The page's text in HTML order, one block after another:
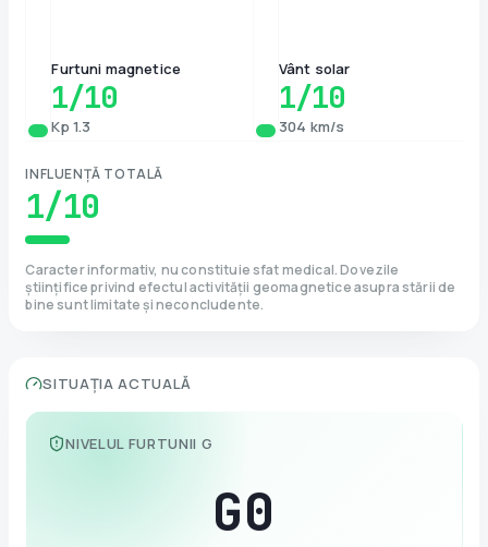
Furtuni magnetice
1/10
Kp 1.3
Vânt solar
1/10
304 km/s
INFLUENȚĂ TOTALĂ
1/10
Caracter informativ, nu constituie sfat medical. Dovezile
științifice privind efectul activității geomagnetice asupra stării de
bine sunt limitate și neconcludente.
SITUAȚIA ACTUALĂ
NIVELUL FURTUNII G
G0